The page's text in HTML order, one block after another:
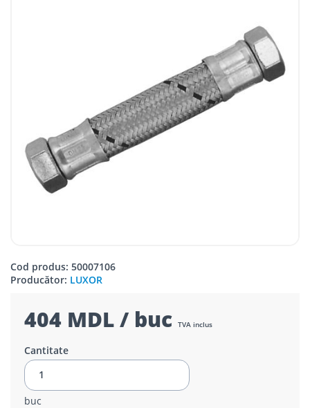
Cod produs: 50007106
Producător: LUXOR
404 MDL / buc TVA inclus
Cantitate
buc